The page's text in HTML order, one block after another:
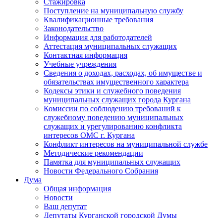
Стажировка
Поступление на муниципальную службу
Квалификационные требования
Законодательство
Информация для работодателей
Аттестация муниципальных служащих
Контактная информация
Учебные учреждения
Сведения о доходах, расходах, об имуществе и
обязательствах имущественного характера
Кодексы этики и служебного поведения
муниципальных служащих города Кургана
Комиссии по соблюдению требований к
служебному поведению муниципальных
служащих и урегулированию конфликта
интересов ОМС г. Кургана
Конфликт интересов на муниципальной службе
Методические рекомендации
Памятка для муниципальных служащих
Новости Федерального Cобрания
Дума
Общая информация
Новости
Ваш депутат
Депутаты Курганской городской Думы